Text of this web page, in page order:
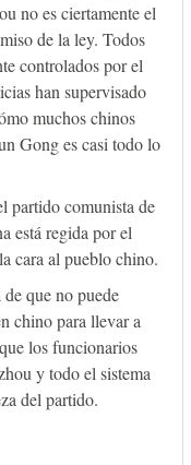
no es ciertamente el
de la ley. Todos
controlados por el
han supervisado
muchos chinos
Gong es casi todo lo
partido comunista de
está regida por el
cara al pueblo chino.
que no puede
chino para llevar a
los funcionarios
y todo el sistema
del partido.